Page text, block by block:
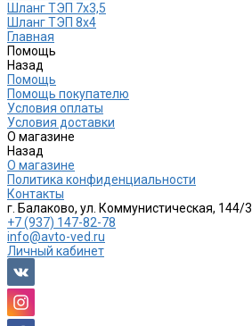
Шланг ТЭП 7х3,5
Шланг ТЭП 8х4
Главная
Помощь
Назад
Помощь
Помощь покупателю
Условия оплаты
Условия доставки
О магазине
Назад
О магазине
Политика конфиденциальности
Контакты
г. Балаково, ул. Коммунистическая, 144/3
+7 (937) 147-82-78
info@avto-ved.ru
Личный кабинет